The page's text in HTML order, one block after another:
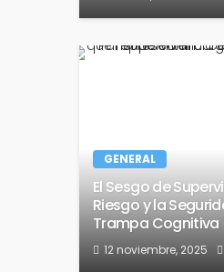
GENERAL
El Sesgo de
Riesgo y la
Trampa Cognitiva
12 noviembre, 2025